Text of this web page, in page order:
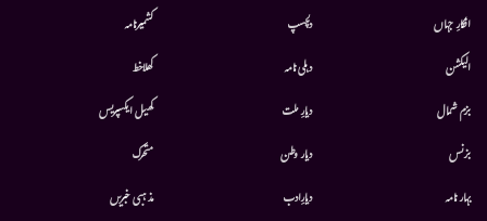
افکارِ جہاں
الیکشن
بزم شمال
بزنس
بہار نامہ
دلچسپ
دہلی نامہ
دیارِ ملت
دیار وطن
دیارِادب
کشمیرنامہ
کھلاخط
کھیل ایکسپریس
متحرك
مذہبی خبریں